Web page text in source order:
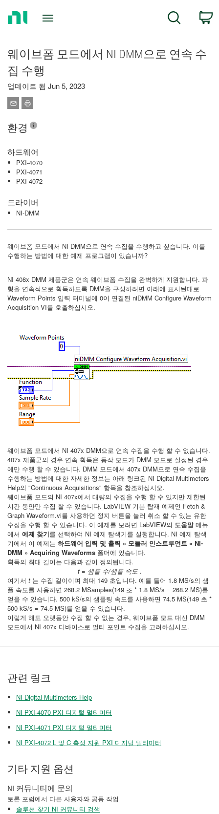
Search
웨이브폼 모드에서 NI DMM으로 연속 수
집 수행
업데이트 됨 Jun 5, 2023
환경
하드웨어
PXI-4070
PXI-4071
PXI-4072
드라이버
NI-DMM
웨이브폼 모드에서 NI DMM으로 연속 수집을 수행하고 싶습니다. 이를
수행하는 방법에 대한 예제 프로그램이 있습니까?
NI 408x DMM 제품군은 연속 웨이브폼 수집을 완벽하게 지원합니다. 파
형을 연속적으로 획득하도록 DMM을 구성하려면 아래에 표시된대로
Waveform Points 입력 터미널에 0이 연결된 niDMM Configure Waveform
Acquisition VI를 호출하십시오.
웨이브폼 모드에서 NI 407x DMM으로 연속 수집을 수행 할 수 없습니다.
407x 제품군의 경우 연속 획득은 동작 모드가 DMM 모드로 설정된 경우
에만 수행 할 수 있습니다. DMM 모드에서 407x DMM으로 연속 수집을
수행하는 방법에 대한 자세한 정보는 아래 링크된 NI Digital Multimeters
Help의 "Continuous Acquisitions" 항목을 참조하십시오.
웨이브폼 모드의 NI 407x에서 대량의 수집을 수행 할 수 있지만 제한된
시간 동안만 수집 할 수 있습니다. LabVIEW 기본 탑재 예제인 Fetch &
Graph Waveform.vi를 사용하면 정지 버튼을 눌러 취소 할 수 있는 유한
수집을 수행 할 수 있습니다. 이 예제를 보려면 LabVIEW의 도움말메뉴
에서 예제 찾기를 선택하여 NI 예제 탐색기를 실행합니다. NI 예제 탐색
기에서 이 예제는 하드웨어 입력 및 출력 » 모듈러 인스트루먼트 » NI-
DMM » Acquiring Waveforms 폴더에 있습니다.
획득의 최대 길이는 다음과 같이 정의됩니다.
t= 샘플 수/샘플 속도.
여기서 t 는 수집 길이이며 최대 149 초입니다. 예를 들어 1.8 MS/s의 샘
플 속도를 사용하면 268.2 MSamples(149 초 * 1.8 MS/s = 268.2 MS)를
얻을 수 있습니다. 500 kS/s의 샘플링 속도를 사용하면 74.5 MS(149 초 *
500 kS/s = 74.5 MS)를 얻을 수 있습니다.
이렇게 해도 오랫동안 수집 할 수 없는 경우, 웨이브폼 모드 대신 DMM
모드에서 NI 407x 디바이스로 멀티 포인트 수집을 고려하십시오.
관련 링크
NI Digital Multimeters Help
NI PXI-4070 PXI 디지털 멀티미터
NI PXI-4071 PXI 디지털 멀티미터
NI PXI-4072 L 및 C 측정 지원 PXI 디지털 멀티미터
기타 지원 옵션
NI 커뮤니티에 문의
토론 포럼에서 다른 사용자와 공동 작업
솔루션 찾기 NI 커뮤니티 검색